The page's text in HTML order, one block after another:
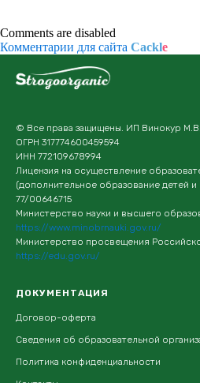
Comments are disabled
Комментарии для сайта Cackle
© Все права защищены. ИП Винокур М.В.
ОГРН 317774600459594
ИНН 772109678994
Лицензия на осуществление
(дополнительное образование детей
77/00646715
Министерство науки и высшего
https://www.minobrnauki.gov.ru/
Министерство просвещения
https://edu.gov.ru/
ДОКУМЕНТАЦИЯ
Договор-оферта
Сведения об образовательной
Политика конфиденциальности